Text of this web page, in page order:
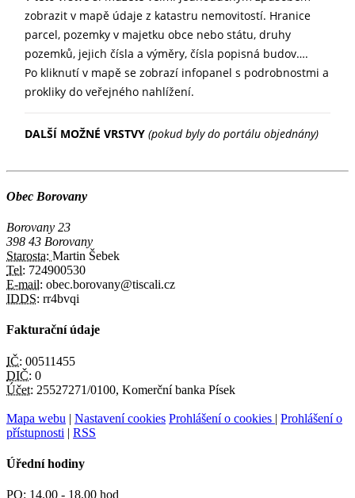
Obec Borovany
Borovany 23
398 43 Borovany
Starosta: Martin Šebek
Tel: 724900530
E-mail: obec.borovany@tiscali.cz
IDDS: rr4bvqi
Fakturační údaje
IČ: 00511455
DIČ: 0
Účet: 25527271/0100, Komerční banka Písek
Mapa webu | Nastavení cookies Prohlášení o cookies | Prohlášení o
přístupnosti | RSS
Úřední hodiny
PO: 14.00 - 18.00 hod